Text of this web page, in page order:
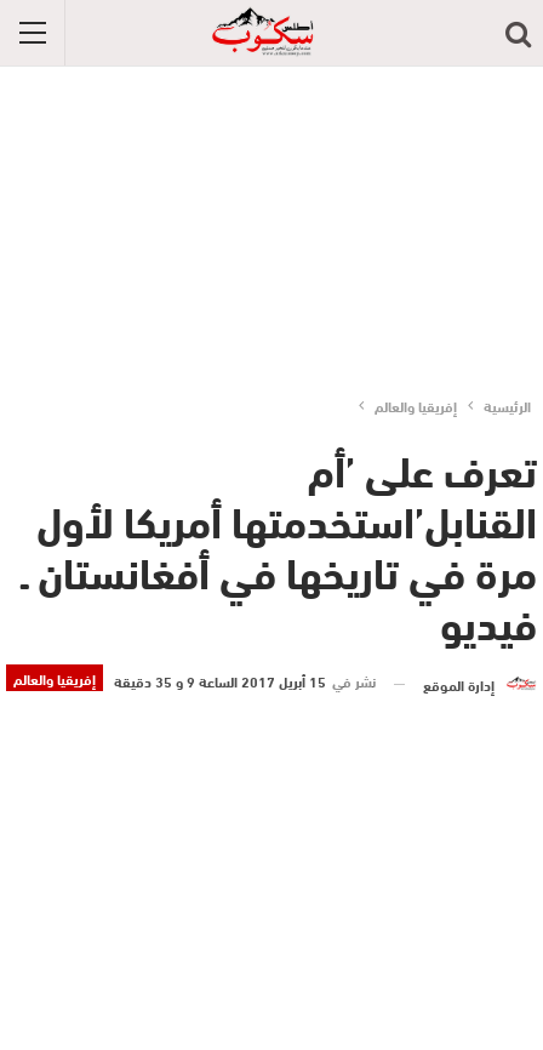
الرئيسية إفريقيا والعالم
تعرف على ’أم
القنابل’استخدمتها أمريكا لأول
مرة في تاريخها في أفغانستان ـ
فيديو
إفريقيا والعالم إدارة الموقع نشر في 15 أبريل 2017 الساعة 9 و 35 دقيقة